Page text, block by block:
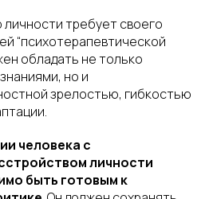
требует своего
“психотерапевтической
обладать не только
но и
зрелостью, гибкостью
человека с
личности
быть готовым к